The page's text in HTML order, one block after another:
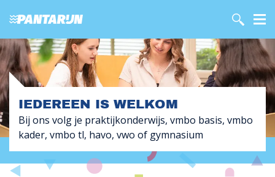
IEDEREEN IS WELKOM
Bij ons volg je praktijkonderwijs, vmbo basis, vmbo
kader, vmbo tl, havo, vwo of gymnasium